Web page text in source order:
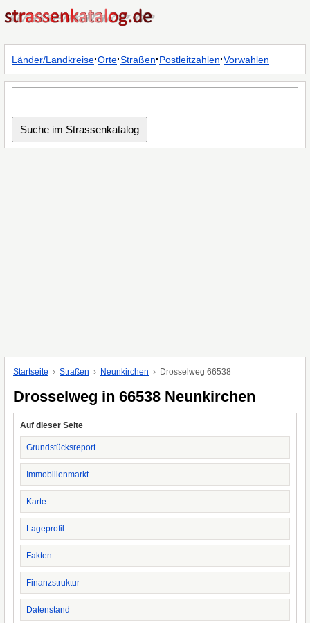
Länder/Landkreise·Orte·Straßen·Postleitzahlen·Vorwahlen
Startseite Straßen Neunkirchen Drosselweg 66538
Drosselweg in 66538 Neunkirchen
Auf dieser Seite
Grundstücksreport
Immobilienmarkt
Karte
Lageprofil
Fakten
Finanzstruktur
Datenstand